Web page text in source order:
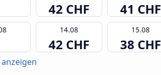
42 CHF 41 CHF
14.08
42 CHF
15.08
38 CHF